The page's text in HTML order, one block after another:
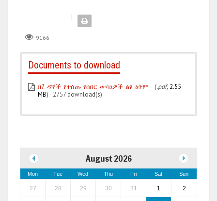
9166
Documents to download
በ7_ዳኞች_የተሰጡ_የሰበር_ውሳኔዎች_ልዩ_ዕትም_ (.pdf, 2.55
MB) - 2757 download(s)
August 2026
Mon Tue Wed Thu Fri Sat Sun
27 28 29 30 31 1 2